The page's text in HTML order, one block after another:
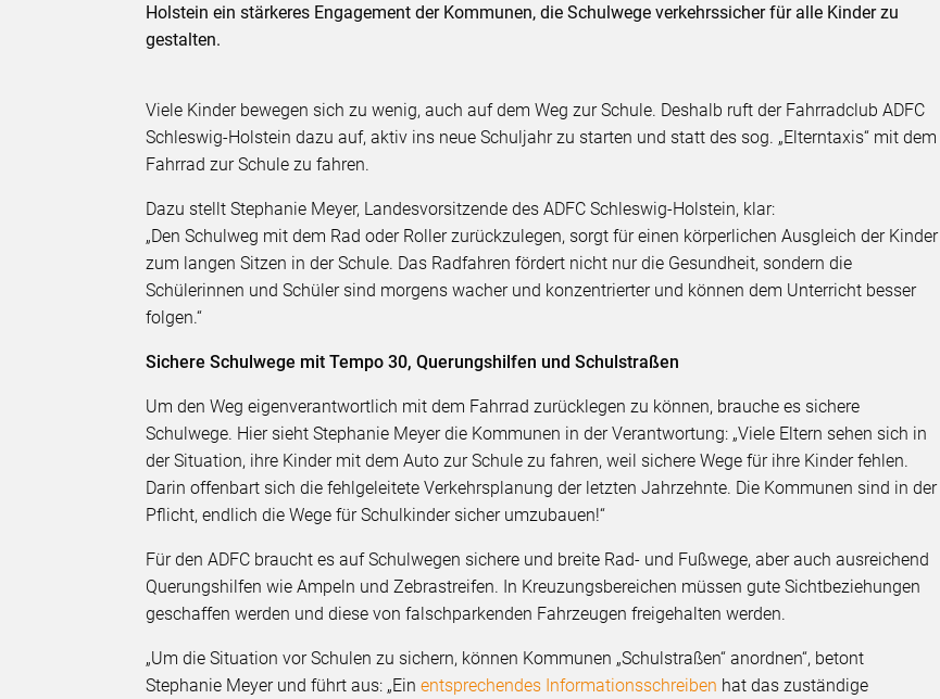
Holstein ein stärkeres Engagement der Kommunen, die Schulwege verkehrssicher für alle Kinder zu
gestalten.
Viele Kinder bewegen sich zu wenig, auch auf dem Weg zur Schule. Deshalb ruft der Fahrradclub ADFC
Schleswig-Holstein dazu auf, aktiv ins neue Schuljahr zu starten und statt des sog. „Elterntaxis“ mit dem
Fahrrad zur Schule zu fahren.
Dazu stellt Stephanie Meyer, Landesvorsitzende des ADFC Schleswig-Holstein, klar:
„Den Schulweg mit dem Rad oder Roller zurückzulegen, sorgt für einen körperlichen Ausgleich der Kinder
zum langen Sitzen in der Schule. Das Radfahren fördert nicht nur die Gesundheit, sondern die
Schülerinnen und Schüler sind morgens wacher und konzentrierter und können dem Unterricht besser
folgen.“
Sichere Schulwege mit Tempo 30, Querungshilfen und Schulstraßen
Um den Weg eigenverantwortlich mit dem Fahrrad zurücklegen zu können, brauche es sichere
Schulwege. Hier sieht Stephanie Meyer die Kommunen in der Verantwortung: „Viele Eltern sehen sich in
der Situation, ihre Kinder mit dem Auto zur Schule zu fahren, weil sichere Wege für ihre Kinder fehlen.
Darin offenbart sich die fehlgeleitete Verkehrsplanung der letzten Jahrzehnte. Die Kommunen sind in der
Pflicht, endlich die Wege für Schulkinder sicher umzubauen!“
Für den ADFC braucht es auf Schulwegen sichere und breite Rad- und Fußwege, aber auch ausreichend
Querungshilfen wie Ampeln und Zebrastreifen. In Kreuzungsbereichen müssen gute Sichtbeziehungen
geschaffen werden und diese von falschparkenden Fahrzeugen freigehalten werden.
„Um die Situation vor Schulen zu sichern, können Kommunen „Schulstraßen“ anordnen“, betont
Stephanie Meyer und führt aus: „Einentsprechendes Informationsschreiben hat das zuständige